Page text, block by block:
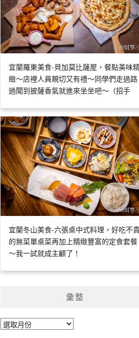
宜蘭羅東美食-貝加莫比薩屋，餐點美味
緻～店裡人員親切又有禮～同學們走過路
過聞到披薩香氣就進來坐坐吧～（招手
宜蘭冬山美食-六張桌中式料理，好吃不
的無菜單桌菜再加上精緻豐富的定食套餐
～我一試就成主顧了！
彙整
彙